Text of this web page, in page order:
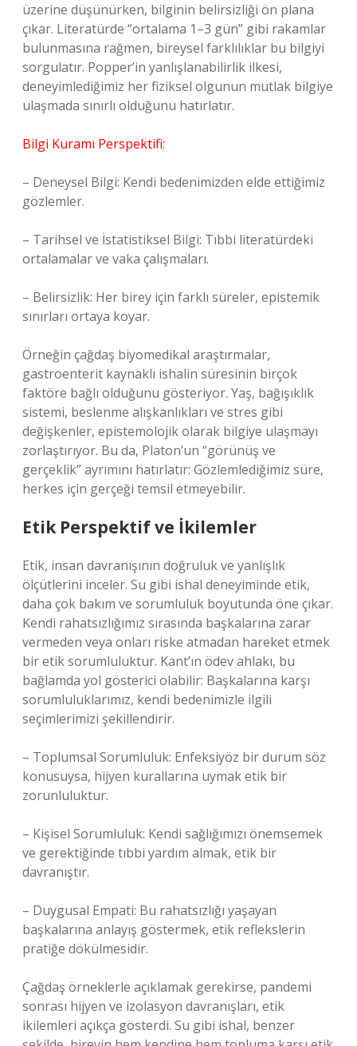
üzerine düşünürken, bilginin belirsizliği ön plana
çıkar. Literatürde “ortalama 1–3 gün” gibi rakamlar
bulunmasına rağmen, bireysel farklılıklar bu bilgiyi
sorgulatır. Popper’in yanlışlanabilirlik ilkesi,
deneyimlediğimiz her fiziksel olgunun mutlak bilgiye
ulaşmada sınırlı olduğunu hatırlatır.
Bilgi Kuramı Perspektifi:
– Deneysel Bilgi: Kendi bedenimizden elde ettiğimiz
gözlemler.
– Tarihsel ve İstatistiksel Bilgi: Tıbbi literatürdeki
ortalamalar ve vaka çalışmaları.
– Belirsizlik: Her birey için farklı süreler, epistemik
sınırları ortaya koyar.
Örneğin çağdaş biyomedikal araştırmalar,
gastroenterit kaynaklı ishalin süresinin birçok
faktöre bağlı olduğunu gösteriyor. Yaş, bağışıklık
sistemi, beslenme alışkanlıkları ve stres gibi
değişkenler, epistemolojik olarak bilgiye ulaşmayı
zorlaştırıyor. Bu da, Platon’un “görünüş ve
gerçeklik” ayrımını hatırlatır: Gözlemlediğimiz süre,
herkes için gerçeği temsil etmeyebilir.
Etik Perspektif ve İkilemler
Etik, insan davranışının doğruluk ve yanlışlık
ölçütlerini inceler. Su gibi ishal deneyiminde etik,
daha çok bakım ve sorumluluk boyutunda öne çıkar.
Kendi rahatsızlığımız sırasında başkalarına zarar
vermeden veya onları riske atmadan hareket etmek
bir etik sorumluluktur. Kant’ın ödev ahlakı, bu
bağlamda yol gösterici olabilir: Başkalarına karşı
sorumluluklarımız, kendi bedenimizle ilgili
seçimlerimizi şekillendirir.
– Toplumsal Sorumluluk: Enfeksiyöz bir durum söz
konusuysa, hijyen kurallarına uymak etik bir
zorunluluktur.
– Kişisel Sorumluluk: Kendi sağlığımızı önemsemek
ve gerektiğinde tıbbi yardım almak, etik bir
davranıştır.
– Duygusal Empati: Bu rahatsızlığı yaşayan
başkalarına anlayış göstermek, etik reflekslerin
pratiğe dökülmesidir.
Çağdaş örneklerle açıklamak gerekirse, pandemi
sonrası hijyen ve izolasyon davranışları, etik
ikilemleri açıkça gösterdi. Su gibi ishal, benzer